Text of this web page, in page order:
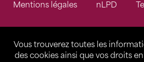
Vous trouverez toutes les
des cookies ainsi que vos droits
Mentions légales nLPD